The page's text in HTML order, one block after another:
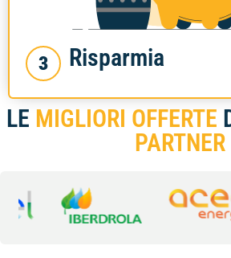
3 Risparmia
LE MIGLIORI OFFERTE
PARTNER